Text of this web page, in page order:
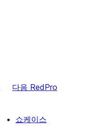
다음 RedPro
쇼케이스